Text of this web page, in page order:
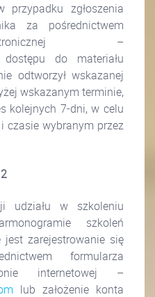
przypadku zgłoszenia
za pośrednictwem
–
dostępu do materiału
odtworzył wskazanej
wskazanym terminie,
kolejnych 7-dni, w celu
czasie wybranym przez
udziału w szkoleniu
szkoleń
jest zarejestrowanie się
formularza
internetowej –
lub założenie konta